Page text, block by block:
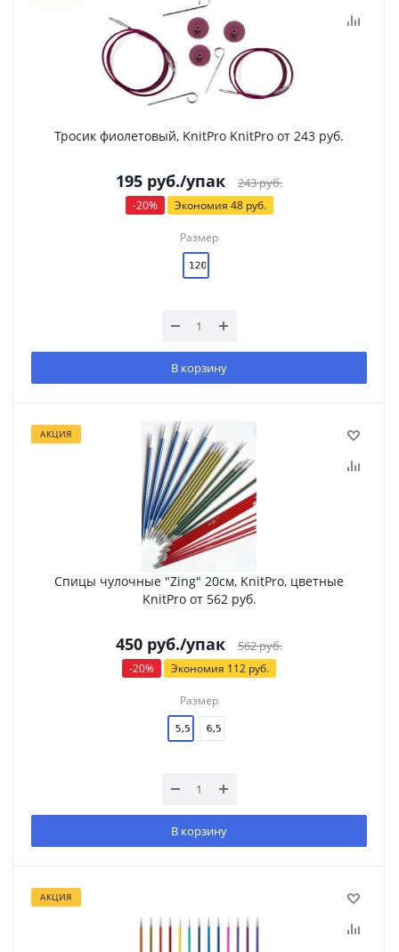
Тросик фиолетовый, KnitPro KnitPro от 243 руб.
195 руб./упак 243руб.
-20% Экономия 48руб.
Размер
В корзину
АКЦИЯ
Спицы чулочные "Zing" 20см, KnitPro, цветные
KnitPro от 562 руб.
450 руб./упак 562руб.
-20% Экономия 112 руб.
Размер
В корзину
АКЦИЯ